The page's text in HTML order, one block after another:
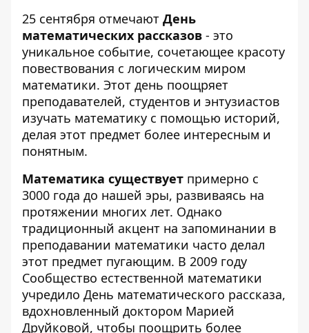
25 сентября отмечают День
математических рассказов - это
уникальное событие, сочетающее красоту
повествования с логическим миром
математики. Этот день поощряет
преподавателей, студентов и энтузиастов
изучать математику с помощью историй,
делая этот предмет более интересным и
понятным.
Математика существует примерно с
3000 года до нашей эры, развиваясь на
протяжении многих лет. Однако
традиционный акцент на запоминании в
преподавании математики часто делал
этот предмет пугающим. В 2009 году
Сообщество естественной математики
учредило День математического рассказа,
вдохновленный доктором Марией
Друйковой, чтобы поощрить более